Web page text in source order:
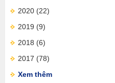
2020 (22)
2019 (9)
2018 (6)
2017 (78)
Xem thêm